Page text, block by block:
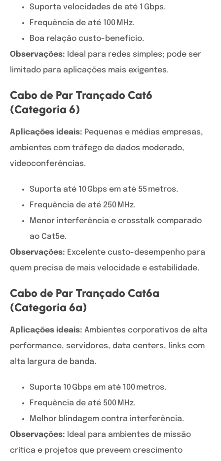
Suporta velocidades de até 1 Gbps.
Frequência de até 100 MHz.
Boa relação custo-benefício.
Observações: Ideal para redes simples; pode ser
limitado para aplicações mais exigentes.
Cabo de Par Trançado Cat6
(Categoria 6)
Aplicações ideais: Pequenas e médias empresas,
ambientes com tráfego de dados moderado,
videoconferências.
Suporta até 10 Gbps em até 55 metros.
Frequência de até 250 MHz.
Menor interferência e crosstalk comparado
ao Cat5e.
Observações: Excelente custo-desempenho para
quem precisa de mais velocidade e estabilidade.
Cabo de Par Trançado Cat6a
(Categoria 6a)
Aplicações ideais: Ambientes corporativos de alta
performance, servidores, data centers, links com
alta largura de banda.
Suporta 10 Gbps em até 100 metros.
Frequência de até 500 MHz.
Melhor blindagem contra interferência.
Observações: Ideal para ambientes de missão
crítica e projetos que preveem crescimento